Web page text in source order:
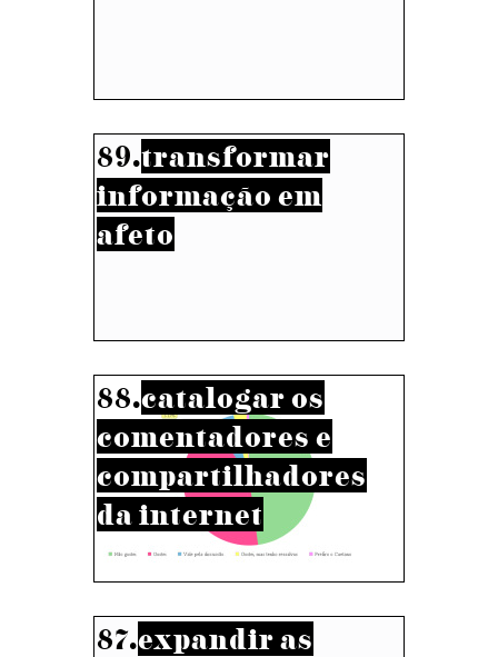
89.transformar
informação em
afeto
88.catalogar os
comentadores e
compartilhadores
da internet
87.expandir as